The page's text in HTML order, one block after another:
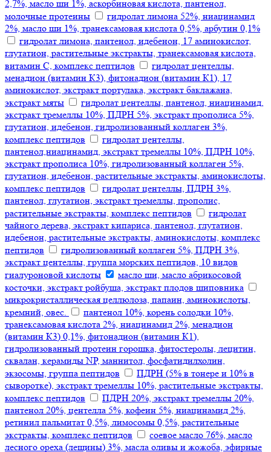
2,7%, масло ши 1%, аскорбиновая кислота, пантенол,
молочные протеины
гидролат лимона 52%, ниацинамид
2%, масло ши 1%, транексамовая кислота 0,5%, арбутин 0,1%
гидролат лимона, пантенол, идебенон, 17 аминокислот,
глутатион, растительные экстракты, транексамовая кислота,
витамин С, комплекс пептидов
гидролат центеллы,
менадион (витамин К3), фитонадион (витамин К1), 17
аминокислот, экстракт портулака, экстракт баклажана,
экстракт мяты
гидролат центеллы, пантенол, ниацинамид,
экстракт тремеллы 10%, ПДРН 5%, экстракт прополиса 5%,
глутатион, идебенон, гидролизованный коллаген 3%,
комплекс пептидов
гидролат центеллы,
пантенол,ниацинамид, экстракт тремеллы 10%, ПДРН 10%,
экстракт прополиса 10%, гидролизованный коллаген 5%,
глутатион, идебенон, растительные экстракты, аминокислоты,
комплекс пептидов
гидролат центеллы, ПДРН 3%,
пантенол, глутатион, экстракт тремеллы, прополис,
растительные экстракты, комплекс пептидов
гидролат
чайного дерева, экстракт кипариса, пантенол, глутатион,
идебенон, растительные экстракты, аминокислоты, комплекс
пептидов
гидролизованный коллаген 5%, ПДРН 3%,
экстракт центеллы, группа морских пептидов, 10 видов
гиалуроновой кислоты
масло ши, масло абрикосовой
косточки, экстракт ройбуша, экстракт плодов шиповника
микрокристаллическая целлюлоза, папаин, аминокислоты,
кремний, овес.
пантенол 10%, корень солодки 10%,
транексамовая кислота 2%, ниацинамид 2%, менадион
(витамин К3) 0,1%, фитонадион (витамин К1),
гидролизованный протеин горошка, фитостеролы, лецитин,
сквалан, керамиды NP, маннитол, фосфатидилхолин,
экзосомы, группа пептидов
ПДРН (5% в тонере и 10% в
сыворотке), экстракт тремеллы 10%, растительные экстракты,
комплекс пептидов
ПДРН 20%, экстракт тремеллы 20%,
пантенол 20%, центелла 5%, кофеин 5%, ниацинамид 2%,
ретинил пальмитат 0,5%, лимосомы 0,5%, растительные
экстракты, комплекс пептидов
соевое масло 76%, масло
лесного ореха (лещины) 3%, масла оливы и жожоба, эфирные